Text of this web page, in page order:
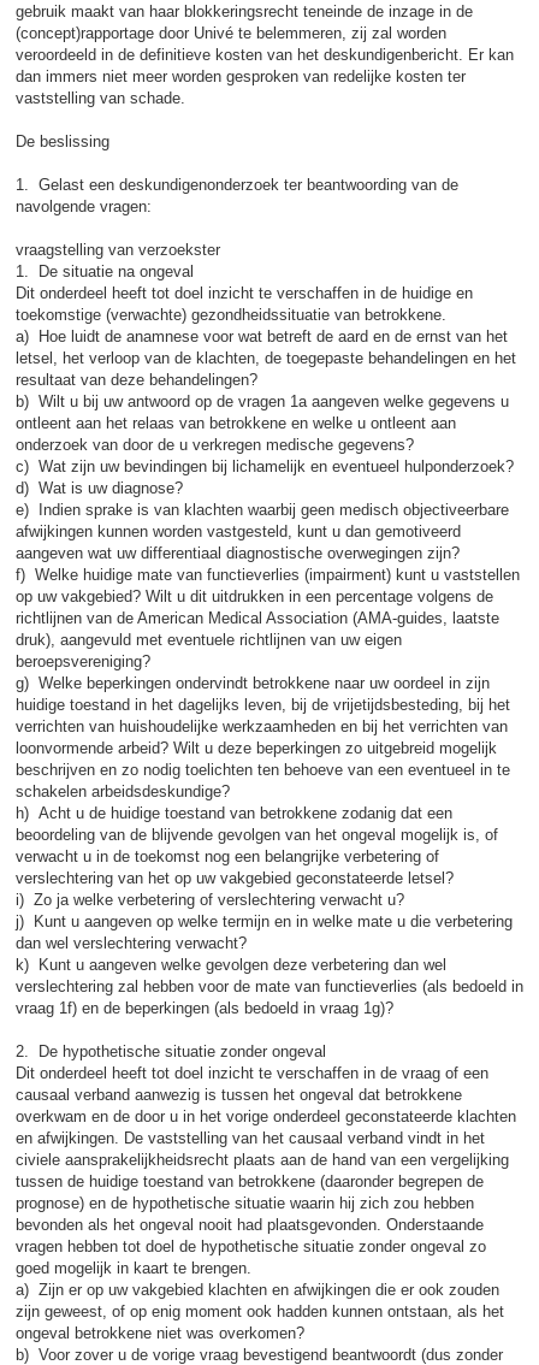
gebruik maakt van haar blokkeringsrecht teneinde de inzage in de
(concept)rapportage door Univé te belemmeren, zij zal worden
veroordeeld in de definitieve kosten van het deskundigenbericht. Er kan
dan immers niet meer worden gesproken van redelijke kosten ter
vaststelling van schade.
De beslissing
1. Gelast een deskundigenonderzoek ter beantwoording van de
navolgende vragen:
vraagstelling van verzoekster
1. De situatie na ongeval
Dit onderdeel heeft tot doel inzicht te verschaffen in de huidige en
toekomstige (verwachte) gezondheidssituatie van betrokkene.
a) Hoe luidt de anamnese voor wat betreft de aard en de ernst van het
letsel, het verloop van de klachten, de toegepaste behandelingen en het
resultaat van deze behandelingen?
b) Wilt u bij uw antwoord op de vragen 1a aangeven welke gegevens u
ontleent aan het relaas van betrokkene en welke u ontleent aan
onderzoek van door de u verkregen medische gegevens?
c) Wat zijn uw bevindingen bij lichamelijk en eventueel hulponderzoek?
d) Wat is uw diagnose?
e) Indien sprake is van klachten waarbij geen medisch objectiveerbare
afwijkingen kunnen worden vastgesteld, kunt u dan gemotiveerd
aangeven wat uw differentiaal diagnostische overwegingen zijn?
f) Welke huidige mate van functieverlies (impairment) kunt u vaststellen
op uw vakgebied? Wilt u dit uitdrukken in een percentage volgens de
richtlijnen van de American Medical Association (AMA-guides, laatste
druk), aangevuld met eventuele richtlijnen van uw eigen
beroepsvereniging?
g) Welke beperkingen ondervindt betrokkene naar uw oordeel in zijn
huidige toestand in het dagelijks leven, bij de vrijetijdsbesteding, bij het
verrichten van huishoudelijke werkzaamheden en bij het verrichten van
loonvormende arbeid? Wilt u deze beperkingen zo uitgebreid mogelijk
beschrijven en zo nodig toelichten ten behoeve van een eventueel in te
schakelen arbeidsdeskundige?
h) Acht u de huidige toestand van betrokkene zodanig dat een
beoordeling van de blijvende gevolgen van het ongeval mogelijk is, of
verwacht u in de toekomst nog een belangrijke verbetering of
verslechtering van het op uw vakgebied geconstateerde letsel?
i) Zo ja welke verbetering of verslechtering verwacht u?
j) Kunt u aangeven op welke termijn en in welke mate u die verbetering
dan wel verslechtering verwacht?
k) Kunt u aangeven welke gevolgen deze verbetering dan wel
verslechtering zal hebben voor de mate van functieverlies (als bedoeld in
vraag 1f) en de beperkingen (als bedoeld in vraag 1g)?
2. De hypothetische situatie zonder ongeval
Dit onderdeel heeft tot doel inzicht te verschaffen in de vraag of een
causaal verband aanwezig is tussen het ongeval dat betrokkene
overkwam en de door u in het vorige onderdeel geconstateerde klachten
en afwijkingen. De vaststelling van het causaal verband vindt in het
civiele aansprakelijkheidsrecht plaats aan de hand van een vergelijking
tussen de huidige toestand van betrokkene (daaronder begrepen de
prognose) en de hypothetische situatie waarin hij zich zou hebben
bevonden als het ongeval nooit had plaatsgevonden. Onderstaande
vragen hebben tot doel de hypothetische situatie zonder ongeval zo
goed mogelijk in kaart te brengen.
a) Zijn er op uw vakgebied klachten en afwijkingen die er ook zouden
zijn geweest, of op enig moment ook hadden kunnen ontstaan, als het
ongeval betrokkene niet was overkomen?
b) Voor zover u de vorige vraag bevestigend beantwoordt (dus zonder